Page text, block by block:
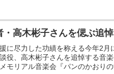
・高木彬子さんを偲ぶ追
に尽力した功績を称える今年2
役、高木彬子さんを追悼する音
モリアル音楽会『パンのかおりの